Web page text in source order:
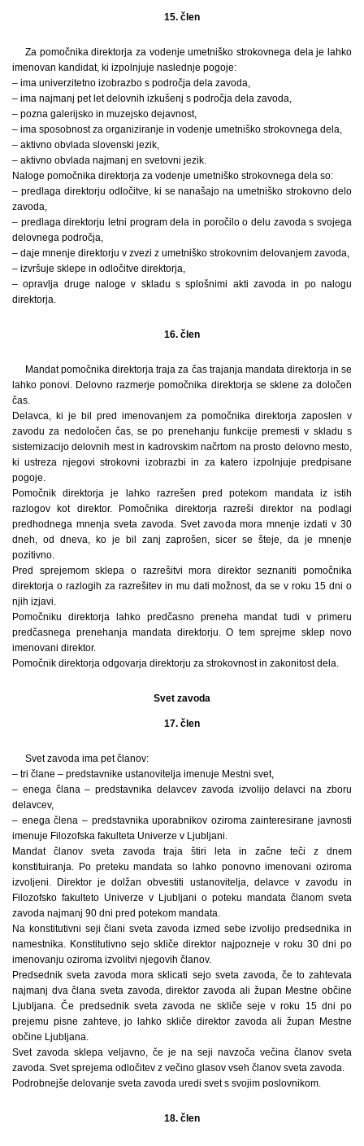
15. člen
Za pomočnika direktorja za vodenje umetniško strokovnega dela je lahko
imenovan kandidat, ki izpolnjuje naslednje pogoje:
– ima univerzitetno izobrazbo s področja dela zavoda,
– ima najmanj pet let delovnih izkušenj s področja dela zavoda,
– pozna galerijsko in muzejsko dejavnost,
– ima sposobnost za organiziranje in vodenje umetniško strokovnega dela,
– aktivno obvlada slovenski jezik,
– aktivno obvlada najmanj en svetovni jezik.
Naloge pomočnika direktorja za vodenje umetniško strokovnega dela so:
– predlaga direktorju odločitve, ki se nanašajo na umetniško strokovno delo
zavoda,
– predlaga direktorju letni program dela in poročilo o delu zavoda s svojega
delovnega področja,
– daje mnenje direktorju v zvezi z umetniško strokovnim delovanjem zavoda,
– izvršuje sklepe in odločitve direktorja,
– opravlja druge naloge v skladu s splošnimi akti zavoda in po nalogu
direktorja.
16. člen
Mandat pomočnika direktorja traja za čas trajanja mandata direktorja in se
lahko ponovi. Delovno razmerje pomočnika direktorja se sklene za določen
čas.
Delavca, ki je bil pred imenovanjem za pomočnika direktorja zaposlen v
zavodu za nedoločen čas, se po prenehanju funkcije premesti v skladu s
sistemizacijo delovnih mest in kadrovskim načrtom na prosto delovno mesto,
ki ustreza njegovi strokovni izobrazbi in za katero izpolnjuje predpisane
pogoje.
Pomočnik direktorja je lahko razrešen pred potekom mandata iz istih
razlogov kot direktor. Pomočnika direktorja razreši direktor na podlagi
predhodnega mnenja sveta zavoda. Svet zavoda mora mnenje izdati v 30
dneh, od dneva, ko je bil zanj zaprošen, sicer se šteje, da je mnenje
pozitivno.
Pred sprejemom sklepa o razrešitvi mora direktor seznaniti pomočnika
direktorja o razlogih za razrešitev in mu dati možnost, da se v roku 15 dni o
njih izjavi.
Pomočniku direktorja lahko predčasno preneha mandat tudi v primeru
predčasnega prenehanja mandata direktorju. O tem sprejme sklep novo
imenovani direktor.
Pomočnik direktorja odgovarja direktorju za strokovnost in zakonitost dela.
Svet zavoda
17. člen
Svet zavoda ima pet članov:
– tri člane – predstavnike ustanovitelja imenuje Mestni svet,
– enega člana – predstavnika delavcev zavoda izvolijo delavci na zboru
delavcev,
– enega člena – predstavnika uporabnikov oziroma zainteresirane javnosti
imenuje Filozofska fakulteta Univerze v Ljubljani.
Mandat članov sveta zavoda traja štiri leta in začne teči z dnem
konstituiranja. Po preteku mandata so lahko ponovno imenovani oziroma
izvoljeni. Direktor je dolžan obvestiti ustanovitelja, delavce v zavodu in
Filozofsko fakulteto Univerze v Ljubljani o poteku mandata članom sveta
zavoda najmanj 90 dni pred potekom mandata.
Na konstitutivni seji člani sveta zavoda izmed sebe izvolijo predsednika in
namestnika. Konstitutivno sejo skliče direktor najpozneje v roku 30 dni po
imenovanju oziroma izvolitvi njegovih članov.
Predsednik sveta zavoda mora sklicati sejo sveta zavoda, če to zahtevata
najmanj dva člana sveta zavoda, direktor zavoda ali župan Mestne občine
Ljubljana. Če predsednik sveta zavoda ne skliče seje v roku 15 dni po
prejemu pisne zahteve, jo lahko skliče direktor zavoda ali župan Mestne
občine Ljubljana.
Svet zavoda sklepa veljavno, če je na seji navzoča večina članov sveta
zavoda. Svet sprejema odločitev z večino glasov vseh članov sveta zavoda.
Podrobnejše delovanje sveta zavoda uredi svet s svojim poslovnikom.
18. člen